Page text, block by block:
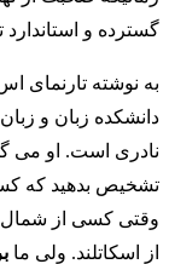
گسترده و
دانشکده زبان و
نادری است. او می
تشخیص بدهید که
وقتی کسی از شمال
از اسکاتلند. ولی ما